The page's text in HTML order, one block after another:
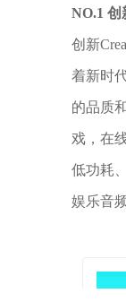
NO.1 创
创新
着新时
的品质
戏，在
低功耗
娱乐音